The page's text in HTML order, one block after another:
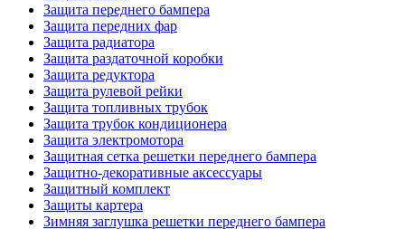
Защита переднего бампера
Защита передних фар
Защита радиатора
Защита раздаточной коробки
Защита редуктора
Защита рулевой рейки
Защита топливных трубок
Защита трубок кондиционера
Защита электромотора
Защитная сетка решетки переднего бампера
Защитно-декоративные аксессуары
Защитный комплект
Защиты картера
Зимняя заглушка решетки переднего бампера